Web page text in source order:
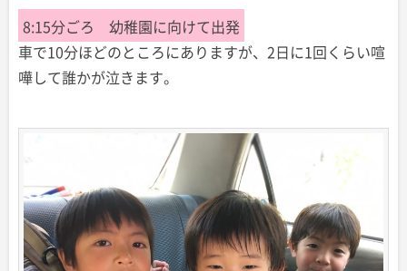
8:15分ごろ 幼稚園に向けて出発
車で10分ほどのところにありますが、2日に1回くらい喧
嘩して誰かが泣きます。